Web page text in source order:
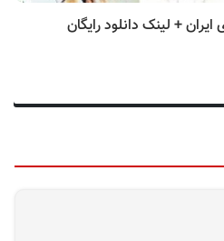
+ لینک دانلود رایگان